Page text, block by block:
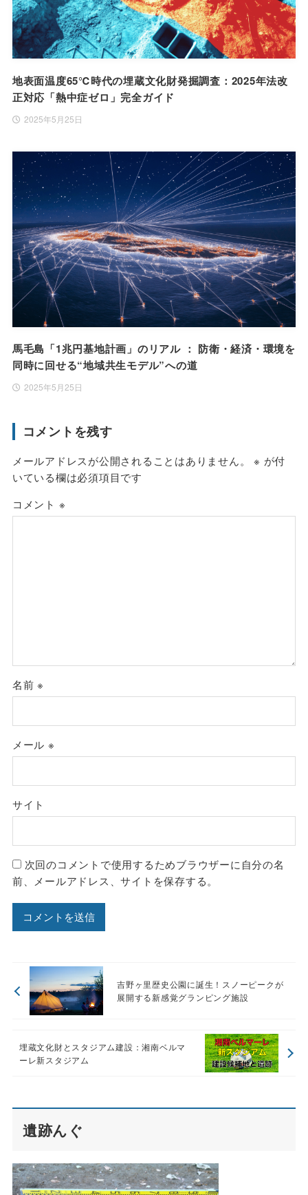
地表面温度65℃時代の埋蔵文化財発掘調査：2025年法改
正対応「熱中症ゼロ」完全ガイド
2025年5月25日
馬毛島「1兆円基地計画」のリアル ： 防衛・経済・環境を
同時に回せる“地域共生モデル”への道
2025年5月25日
コメントを残す
メールアドレスが公開されることはありません。 ※ が付
いている欄は必須項目です
コメント ※
名前※
メール ※
サイト
次回のコメントで使用するためブラウザーに自分の名
前、メールアドレス、サイトを保存する。
吉野ヶ里歴史公園に誕生！スノーピークが
展開する新感覚グランピング施設
埋蔵文化財とスタジアム建設：湘南ベルマ
ーレ新スタジアム
遺跡んぐ